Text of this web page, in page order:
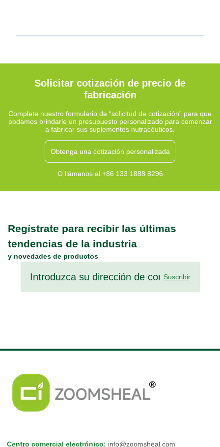
Solicitar cotización de precio de
fabricación
Complete nuestro formulario de “solicitud de cotización” para que
podamos brindarle un presupuesto personalizado para comenzar
a fabricar sus suplementos nutracéuticos.
Obtenga una cotización personalizada
O llámanos al +86 133 1888 8296
Regístrate para recibir las últimas
tendencias de la industria
y novedades de productos
Suscribir
Centro comercial electrónico: info@zoomsheal.com